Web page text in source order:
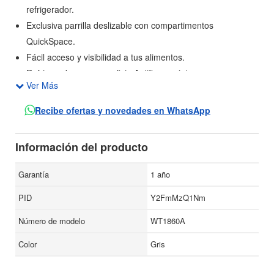
refrigerador.
Exclusiva parrilla deslizable con compartimentos
QuickSpace.
Fácil acceso y visibilidad a tus alimentos.
Refrigerador con superficie Antifingerprint.
Altura: 1.74 metros.
Ancho: 71.60 centímetros.
Peso: 82 kilogramos.
Tipo de control: Mecánico ajustable.
Control de temperatura: Manual.
Tipo de hielo: Triturado/Cubos.
carnes frías FlexiSlide.
Ver Más
Recibe ofertas y novedades en WhatsApp
Información del producto
Garantía
1 año
PID
Y2FmMzQ1Nm
Número de modelo
WT1860A
Color
Gris